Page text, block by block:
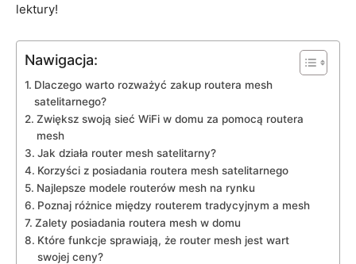
lektury!
Nawigacja:
Dlaczego warto rozważyć zakup routera mesh
satelitarnego?
Zwiększ swoją sieć WiFi w domu za pomocą routera
mesh
Jak działa router mesh satelitarny?
Korzyści z posiadania routera mesh satelitarnego
Najlepsze modele routerów mesh na rynku
Poznaj różnice między routerem tradycyjnym a mesh
Zalety posiadania routera mesh w domu
Które funkcje sprawiają, że router mesh jest wart
swojej ceny?